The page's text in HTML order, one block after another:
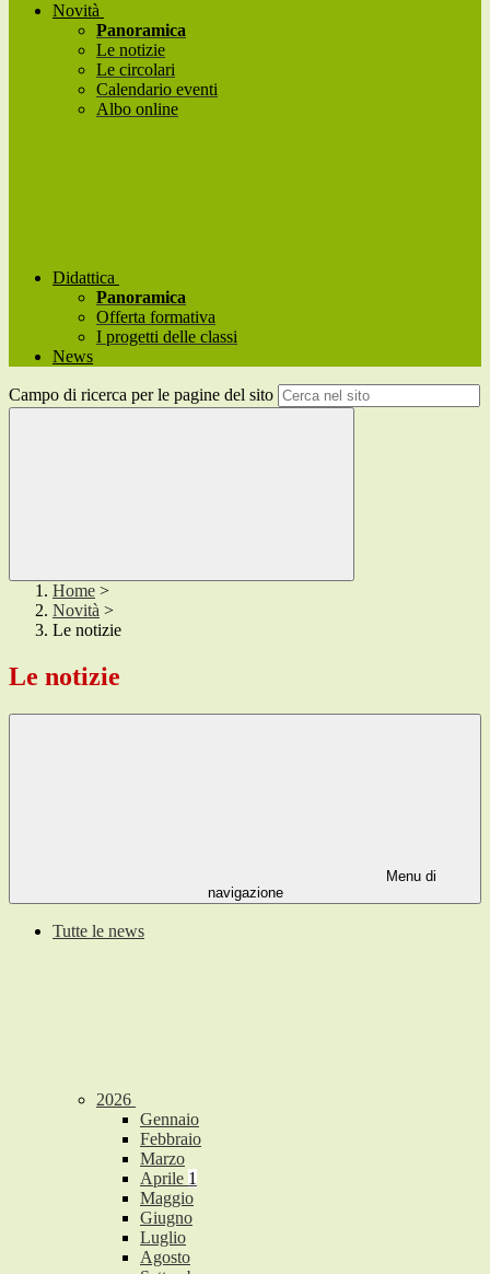
Novità
Panoramica
Le notizie
Le circolari
Calendario eventi
Albo online
Didattica
Panoramica
Offerta formativa
I progetti delle classi
News
Campo di ricerca per le pagine del sito
Home >
Novità >
Le notizie
Le notizie
Menu di
navigazione
Tutte le news
2026
Gennaio
Febbraio
Marzo
Aprile 1
Maggio
Giugno
Luglio
Agosto